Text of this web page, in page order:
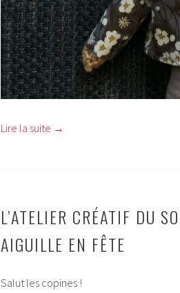
Lire la suite →
L’ATELIER CRÉATIF DU
AIGUILLE EN FÊTE
Salut les copines !